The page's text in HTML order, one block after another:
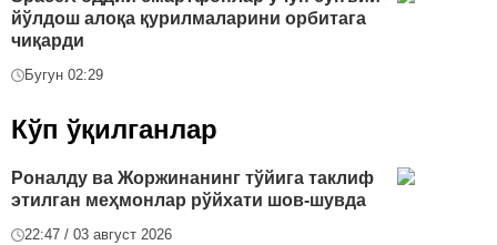
йўлдош алоқа қурилмаларини орбитага
чиқарди
Бугун 02:29
Кўп ўқилганлар
Роналду ва Жоржинанинг тўйига таклиф
этилган меҳмонлар рўйхати шов-шувда
22:47 / 03 август 2026